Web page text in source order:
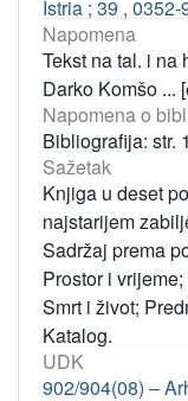
Istria ; 39 , 0352-
Napomena
Tekst na tal. i na
Darko Komšo ...
Napomena o
Bibliografija: str.
Sažetak
Knjiga u deset
najstarijem
Sadržaj prema
Prostor i
Smrt i život;
Katalog.
UDK
902/904(08) –